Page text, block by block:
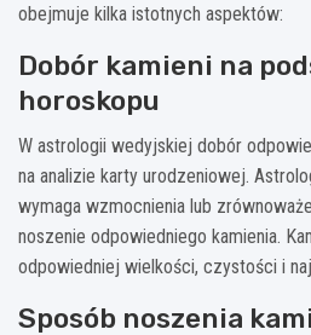
obejmuje kilka istotnych aspektów:
Dobór kamieni na
horoskopu
W astrologii wedyjskiej dobór
na analizie karty urodzeniowej.
wymaga wzmocnienia lub
noszenie odpowiedniego kamienia.
odpowiedniej wielkości, czystości i
Sposób noszenia